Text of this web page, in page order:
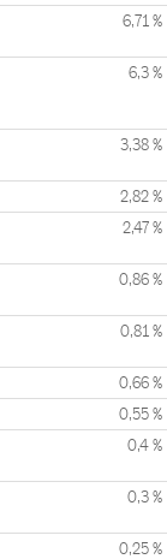
6,71 %
6,3 %
3,38 %
2,82 %
2,47 %
0,86 %
0,81 %
0,66 %
0,55 %
0,4 %
0,3 %
0,25 %